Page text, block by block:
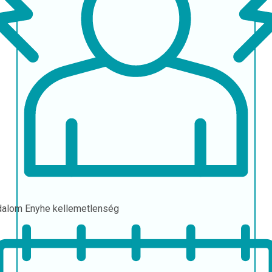
Enyhe kellemetlenség